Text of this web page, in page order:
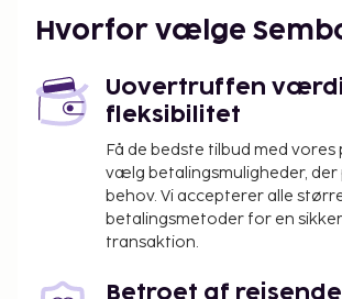
Hvorfor vælge
Uovertruffen
fleksibilitet
Få de bedste tilbud med
vælg betalingsmuligheder, der
behov. Vi accepterer alle
betalingsmetoder for en
transaktion.
Betroet af